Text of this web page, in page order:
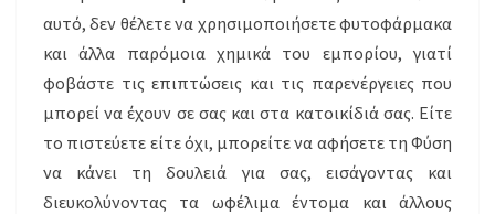
αυτό, δεν θέλετε να χρησιμοποιήσετε φυτοφάρμακα
και άλλα παρόμοια χημικά του εμπορίου, γιατί
φοβάστε τις επιπτώσεις και τις παρενέργειες που
μπορεί να έχουν σε σας και στα κατοικίδιά σας. Είτε
το πιστεύετε είτε όχι, μπορείτε να αφήσετε τη Φύση
να κάνει τη δουλειά για σας, εισάγοντας και
διευκολύνοντας τα ωφέλιμα έντομα και άλλους